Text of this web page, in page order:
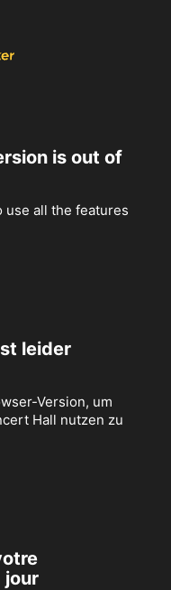
is out of
use all the features
leider
Version, um
Hall nutzen zu
jour